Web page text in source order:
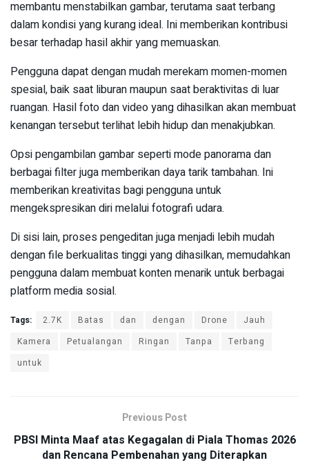
membantu menstabilkan gambar, terutama saat terbang
dalam kondisi yang kurang ideal. Ini memberikan kontribusi
besar terhadap hasil akhir yang memuaskan.
Pengguna dapat dengan mudah merekam momen-momen
spesial, baik saat liburan maupun saat beraktivitas di luar
ruangan. Hasil foto dan video yang dihasilkan akan membuat
kenangan tersebut terlihat lebih hidup dan menakjubkan.
Opsi pengambilan gambar seperti mode panorama dan
berbagai filter juga memberikan daya tarik tambahan. Ini
memberikan kreativitas bagi pengguna untuk
mengekspresikan diri melalui fotografi udara.
Di sisi lain, proses pengeditan juga menjadi lebih mudah
dengan file berkualitas tinggi yang dihasilkan, memudahkan
pengguna dalam membuat konten menarik untuk berbagai
platform media sosial.
Tags: 2.7K Batas dan dengan Drone
Jauh
Kamera
Petualangan Ringan Tanpa
Terbang
untuk
Previous Post
PBSI Minta Maaf atas Kegagalan di Piala Thomas 2026
dan Rencana Pembenahan yang Diterapkan